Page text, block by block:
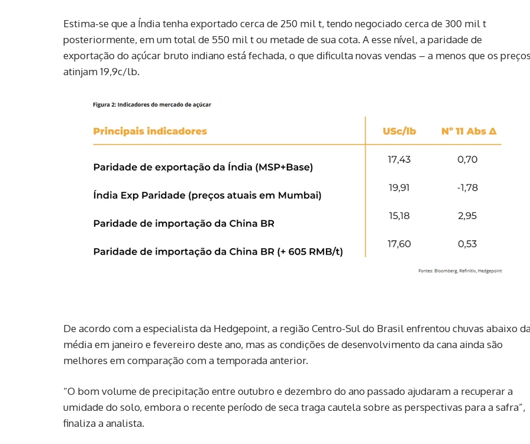
Estima-se que a Índia tenha exportado cerca de 250 mil t, tendo negociado cerca de 300 mil t
posteriormente, em um total de 550 mil t ou metade de sua cota. A esse nível, a paridade de
exportação do açúcar bruto indiano está fechada, o que dificulta novas vendas – a menos que os preços
atinjam 19,9c/lb.
De acordo com a especialista da Hedgepoint, a região Centro-Sul do Brasil enfrentou chuvas abaixo
média em janeiro e fevereiro deste ano, mas as condições de desenvolvimento da cana ainda são
melhores em comparação com a temporada anterior.
“O bom volume de precipitação entre outubro e dezembro do ano passado ajudaram a recuperar a
umidade do solo, embora o recente período de seca traga cautela sobre as perspectivas para a safra”,
finaliza a analista.